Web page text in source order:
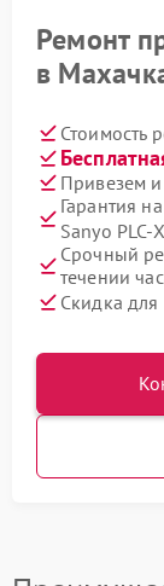
Ремонт
в
Стоимость
Привезем и
Гарантия
Sanyo PLC-
Срочный
течении
Скидка для